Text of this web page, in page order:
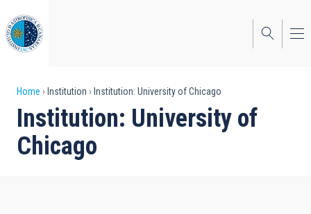
to
main
content
Breadcrumb
Home Institution Institution: University of Chicago
Institution: University of
Chicago